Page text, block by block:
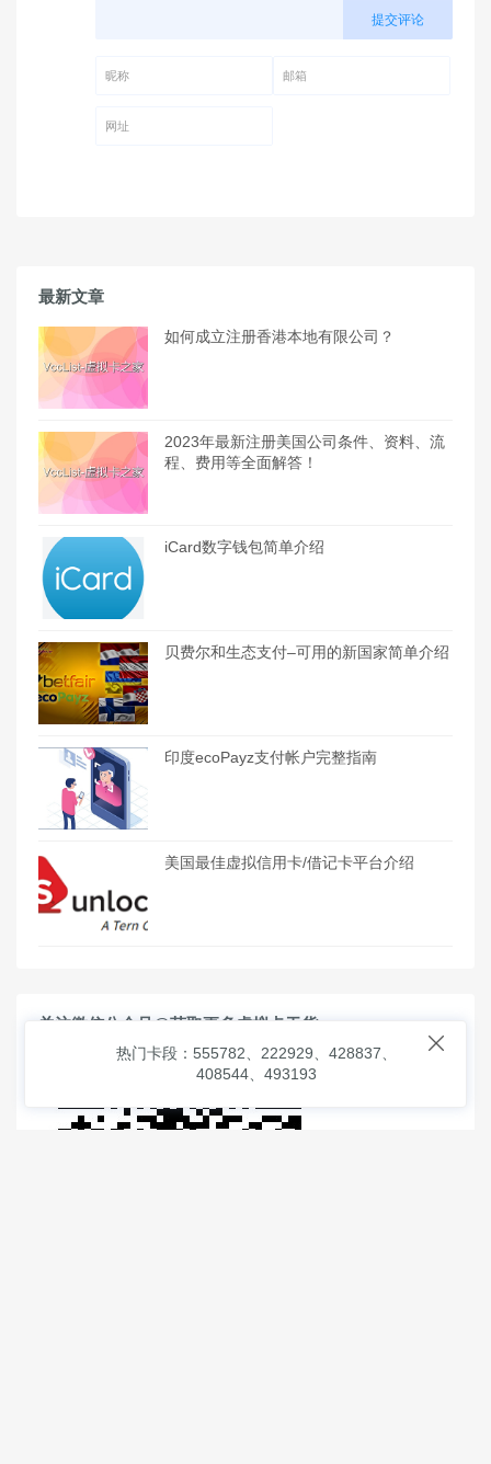
提交评论
最新文章
如何成立注册香港本地有限公司？
2023年最新注册美国公司条件、资料、流
程、费用等全面解答！
iCard数字钱包简单介绍
贝费尔和生态支付–可用的新国家简单介绍
印度ecoPayz支付帐户完整指南
美国最佳虚拟信用卡/借记卡平台介绍
关注微信公众号@获取更多虚拟卡干货

热门卡段：555782、222929、428837、
408544、493193